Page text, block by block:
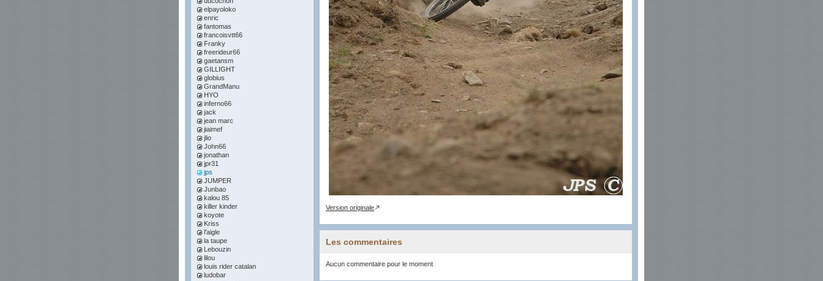
elpayoloko
enric
fantomas
francoisvtt66
Franky
freerideur66
gaetansm
GILLIGHT
globius
GrandManu
HYO
inferno66
jack
jean marc
jiaimef
jlio
John66
jonathan
jpr31
jps
JUMPER
Junbao
kalou 85
killer kinder
koyote
Kriss
l'aigle
la taupe
Lebouzin
lilou
louis rider catalan
ludobar
Version originale
Les commentaires
Aucun commentaire pour le moment